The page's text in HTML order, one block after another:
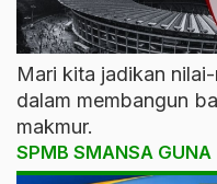
Mari kita jadikan
dalam membangun
makmur.
SPMB SMANSA GUNA